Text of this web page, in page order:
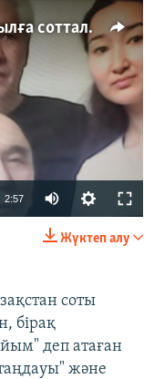
Өзгеріс талап еткені үшін 5 жылға сотталды. 13 белсендінің үкімі
available
2:57
Жүктеп алу
соты
бірақ
деп атаған
және